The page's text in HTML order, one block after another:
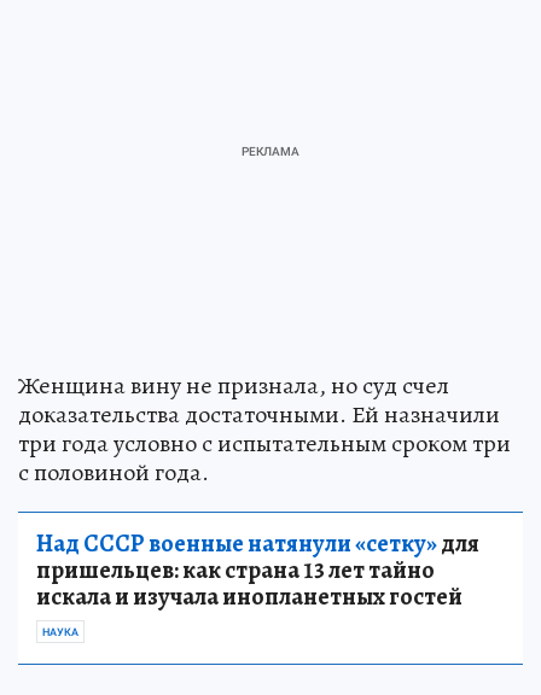
Женщина вину не признала, но суд счел
доказательства достаточными. Ей назначили
три года условно с испытательным сроком три
с половиной года.
Над СССР военные натянули «сетку»для
пришельцев: как страна 13 лет тайно
искала и изучала инопланетных гостей
НАУКА